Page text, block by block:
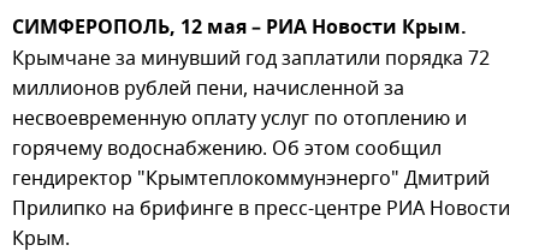
СИМФЕРОПОЛЬ, 12 мая – РИА Новости Крым.
Крымчане за минувший год заплатили порядка 72
миллионов рублей пени, начисленной за
несвоевременную оплату услуг по отоплению и
горячему водоснабжению. Об этом сообщил
гендиректор "Крымтеплокоммунэнерго" Дмитрий
Прилипко на брифинге в пресс-центре РИА Новости
Крым.